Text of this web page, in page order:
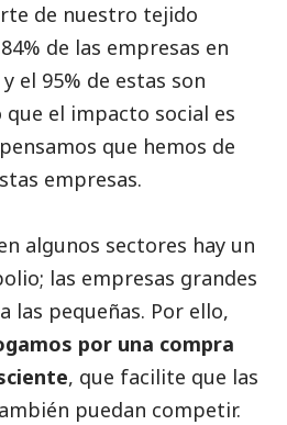
de nuestro tejido
de las empresas en
y el 95% de estas son
el impacto social es
que hemos de
empresas.
algunos sectores hay un
las empresas grandes
las pequeñas. Por ello,
por una compra
, que facilite que las
puedan competir.